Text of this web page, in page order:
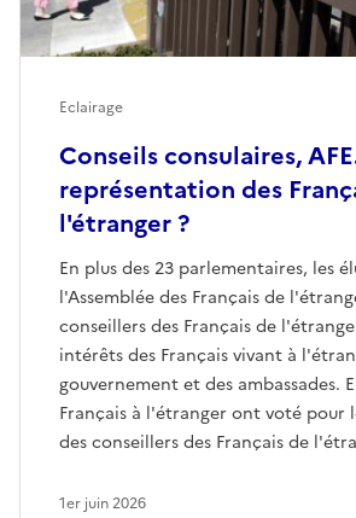
Conseils consulaires,
représentation des
l'étranger ?
En plus des 23 parlementaires, les
l'Assemblée des Français de
conseillers des Français de
intérêts des Français vivant à
gouvernement et des ambassades.
Français à l'étranger ont voté pour
des conseillers des Français de
Eclairage
1er juin 2026